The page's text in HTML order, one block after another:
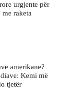
urgjente për
raketa
amerikane?
Kemi më
tjetër